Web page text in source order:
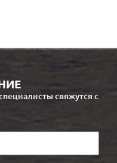
свяжутся с